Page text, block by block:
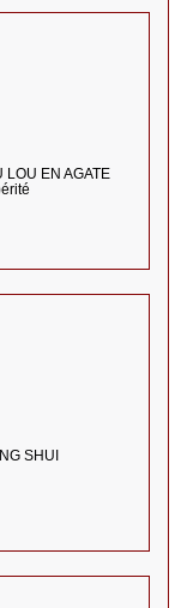
LOU EN AGATE
SHUI